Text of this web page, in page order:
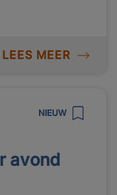
LEES MEER
NIEUW
avond